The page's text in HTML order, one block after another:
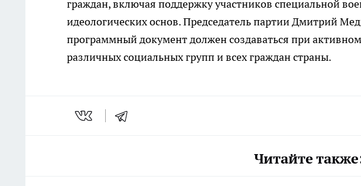
граждан, включая поддержку участников специальной
идеологических основ. Председатель партии Дмитрий
программный документ должен создаваться при
различных социальных групп и всех граждан страны.
Читайте